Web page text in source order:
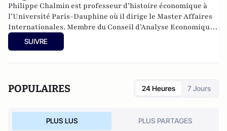
Philippe Chalmin est professeur d’histoire économique à
l’Université Paris-Dauphine où il dirige le Master Affaires
Internationales. Membre du Conseil d’Analyse Economique
auprès du Premier Ministre, il est le président fondateur de
CyclOpe, le principal institut de recherches européen sur
«Demain, j'ai 60 ans : Journal 2010 - 2011».
SUIVRE
POPULAIRES 24 Heures 7 Jours
PLUS LUS PLUS PARTAGES